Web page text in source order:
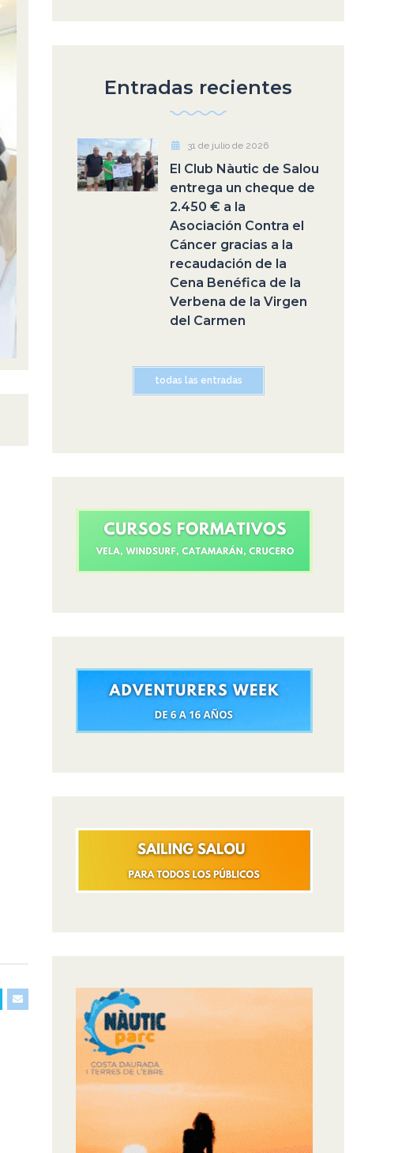
Entradas recientes
31 de julio de 2026
El Club Nàutic de Salou
entrega un cheque de
2.450 € a la
Asociación Contra el
Cáncer gracias a la
recaudación de la
Cena Benéfica de la
Verbena de la Virgen
del Carmen
todas las entradas